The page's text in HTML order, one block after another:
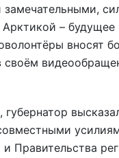
замечательными,
– будущее
вносят
своём
губернатор
и Правительства